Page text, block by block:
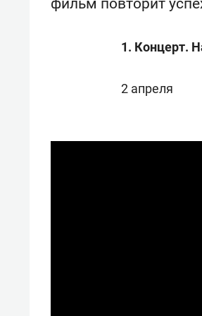
фильм повторит
1. Концерт.
2 апреля
спорта